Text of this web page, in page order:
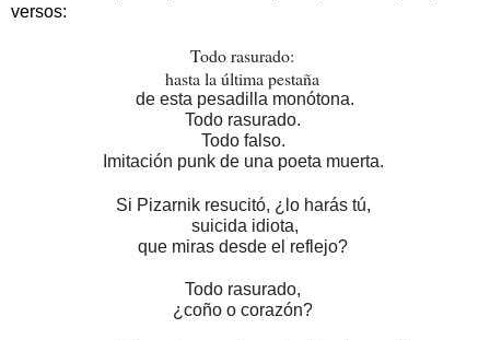
versos:
Todo rasurado:
hasta la última pestaña
de esta pesadilla monótona.
Todo rasurado.
Todo falso.
Imitación punk de una poeta muerta.
Si Pizarnik resucitó, ¿lo harás tú,
suicida idiota,
que miras desde el reflejo?
Todo rasurado,
¿coño o corazón?